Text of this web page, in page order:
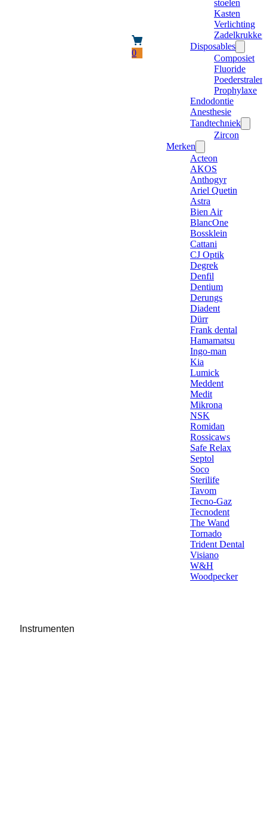
0
stoelen
Kasten
Verlichting
Zadelkrukken
Disposables
Composiet
Fluoride
Poederstraler
Prophylaxe
Endodontie
Anesthesie
Tandtechniek
Zircon
Merken
Acteon
AKOS
Anthogyr
Ariel Quetin
Astra
Bien Air
BlancOne
Bossklein
Cattani
CJ Optik
Degrek
Denfil
Dentium
Derungs
Diadent
Dürr
Frank dental
Hamamatsu
Ingo-man
Kia
Lumick
Meddent
Medit
Mikrona
NSK
Romidan
Rossicaws
Safe Relax
Septol
Soco
Sterilife
Tavom
Tecno-Gaz
Tecnodent
The Wand
Tornado
Trident Dental
Visiano
W&H
Woodpecker
Instrumenten